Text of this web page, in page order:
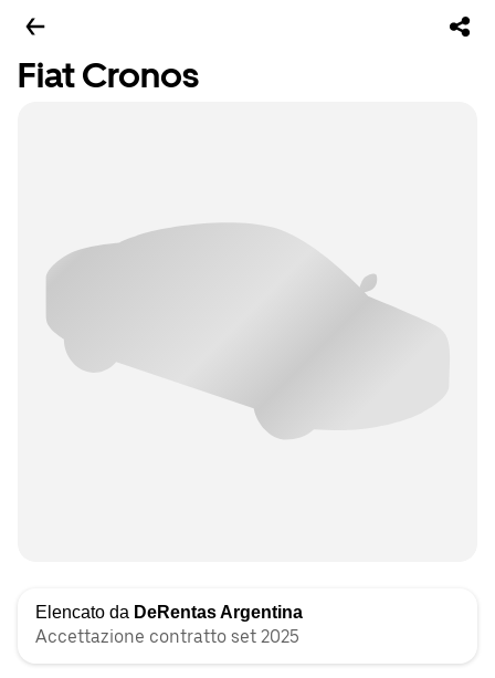
Fiat Cronos
Elencato da DeRentas Argentina
Accettazione contratto set 2025